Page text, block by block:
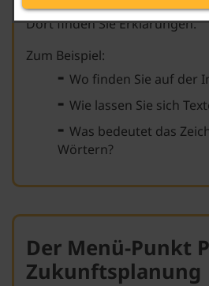
Dort finden Sie Erklärungen.
Zum Beispiel:
- Wo finden Sie auf der
- Wie lassen Sie sich
- Was bedeutet das
Wörtern?
Der Menü-Punkt
Zukunftsplanung